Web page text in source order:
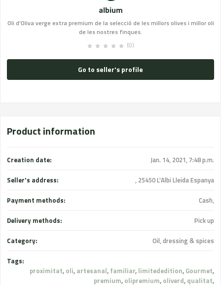
albium
Oli d’Oliva verge extra premium de la selecció de les millors olives i millor oli
de les nostres finques.
(0)
Go to seller's profile
Product information
Creation date: Jan. 14, 2021, 7:48 p.m.
Seller's address: , 25450 L'Albi Lleida Espanya
Payment methods: Cash,
Delivery methods: Pick up
Category: Oil, dressing & spices
Tags:
proximitat, oli, artesanal, familiar, limitededition, Gourmet,
premium, olipremium, oliverd, qualitat,